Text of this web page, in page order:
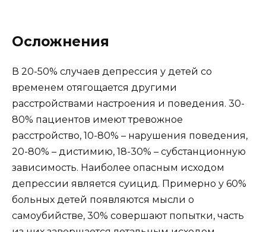
Осложнения
В 20-50% случаев депрессия у детей со
временем отягощается другими
расстройствами настроения и поведения. 30-
80% пациентов имеют тревожное
расстройство, 10-80% – нарушения поведения,
20-80% – дистимию, 18-30% – субстанционную
зависимость. Наиболее опасным исходом
депрессии является суицид. Примерно у 60%
больных детей появляются мысли о
самоубийстве, 30% совершают попытки, часть